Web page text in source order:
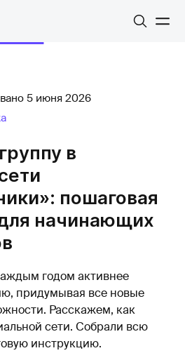
5 июня 2026
в
пошаговая
начинающих
годом активнее
придумывая все новые
Расскажем, как
сети. Собрали всю
инструкцию.